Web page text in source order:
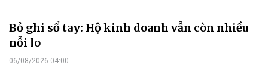
Bỏ ghi sổ tay: Hộ kinh doanh vẫn còn nhiều
nỗi lo
06/08/2026 04:00